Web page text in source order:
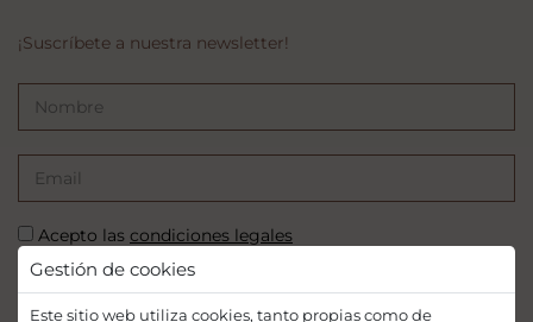
Gestión de cookies
Este sitio web utiliza cookies, tanto propias como de
¡Suscríbete a nuestra newsletter!
Acepto las condiciones legales